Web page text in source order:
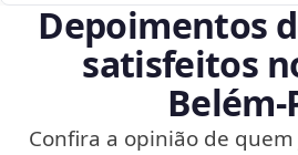
Depoimentos
satisfeitos
Confira a opinião de